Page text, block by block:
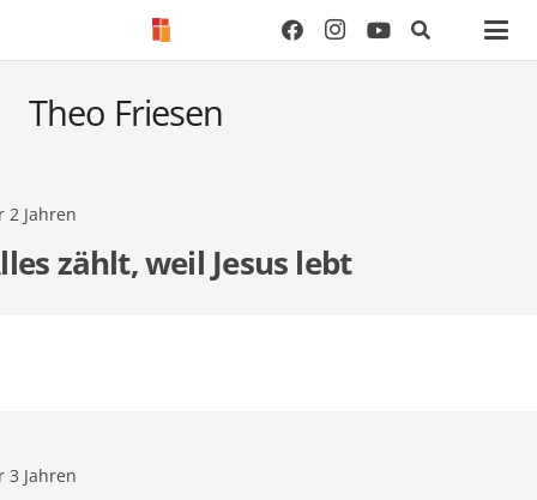
Theo Friesen
2 Jahren
zählt, weil Jesus lebt
3 Jahren